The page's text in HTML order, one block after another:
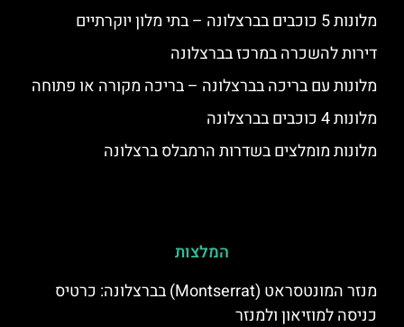
מלונות 5 כוכבים בברצלונה – בתי מלון יוקרתיים
דירות להשכרה במרכז בברצלונה
מלונות עם בריכה בברצלונה – בריכה מקורה או פתוחה
מלונות 4 כוכבים בברצלונה
מלונות מומלצים בשדרות הרמבלס ברצלונה
המלצות
מנזר המונטסראט (Montserrat) בברצלונה: כרטיס
כניסה למוזיאון ולמנזר